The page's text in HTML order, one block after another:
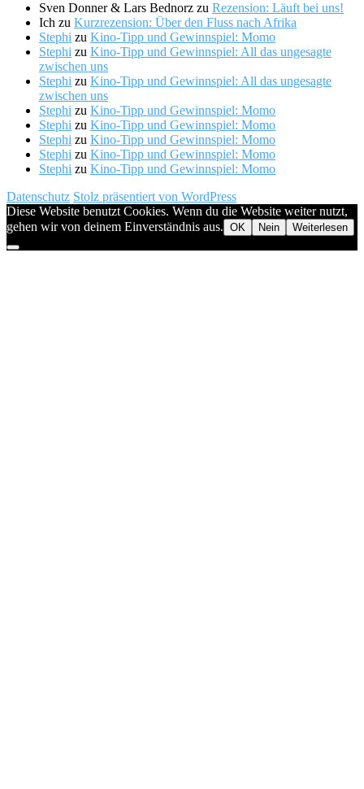
Sven Donner & Lars Bednorz zu Rezension: Läuft bei uns!
Ich zu Kurzrezension: Über den Fluss nach Afrika
Stephi zu Kino-Tipp und Gewinnspiel: Momo
Stephi zu Kino-Tipp und Gewinnspiel: All das ungesagte
zwischen uns
Stephi zu Kino-Tipp und Gewinnspiel: All das ungesagte
zwischen uns
Stephi zu Kino-Tipp und Gewinnspiel: Momo
Stephi zu Kino-Tipp und Gewinnspiel: Momo
Stephi zu Kino-Tipp und Gewinnspiel: Momo
Stephi zu Kino-Tipp und Gewinnspiel: Momo
Stephi zu Kino-Tipp und Gewinnspiel: Momo
Datenschutz Stolz präsentiert von WordPress
Diese Website benutzt Cookies. Wenn du die Website weiter nutzt,
gehen wir von deinem Einverständnis aus. OK Nein Weiterlesen